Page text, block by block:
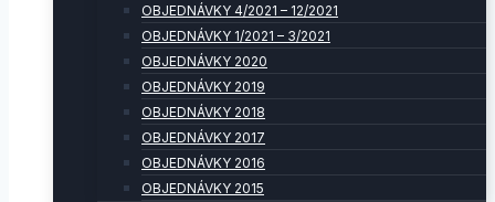
OBJEDNÁVKY 4/2021 – 12/2021
OBJEDNÁVKY 1/2021 – 3/2021
OBJEDNÁVKY 2020
OBJEDNÁVKY 2019
OBJEDNÁVKY 2018
OBJEDNÁVKY 2017
OBJEDNÁVKY 2016
OBJEDNÁVKY 2015